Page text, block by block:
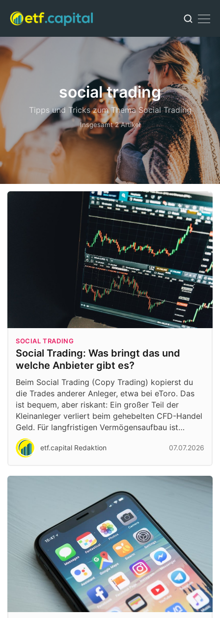
social trading
Tipps und Tricks zum Thema Social Trading
Insgesamt 2 Artikel
SOCIAL TRADING
Social Trading: Was bringt das und
welche Anbieter gibt es?
Beim Social Trading (Copy Trading) kopierst du
die Trades anderer Anleger, etwa bei eToro. Das
ist bequem, aber riskant: Ein großer Teil der
Kleinanleger verliert beim gehebelten CFD-Handel
Geld. Für langfristigen Vermögensaufbau ist…
etf.capital Redaktion 07.07.2026